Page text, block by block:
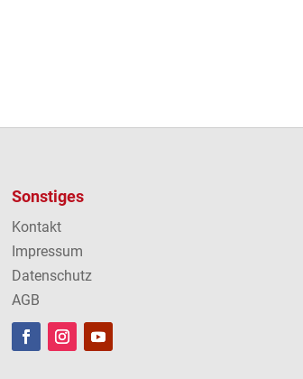
Sonstiges
Kontakt
Impressum
Datenschutz
AGB